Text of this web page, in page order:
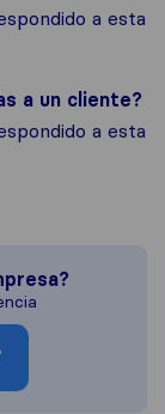
a esta
a un cliente?
a esta